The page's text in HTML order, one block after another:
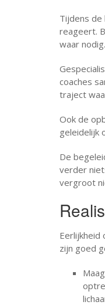
Tijdens de
reageert.
waar
coaches
traject
Ook de
geleidelijk
De
verder
vergroot
Eerlijkheid
zijn goed